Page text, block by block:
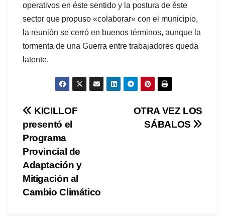
operativos en éste sentido y la postura de éste
sector que propuso «colaborar» con el municipio,
la reunión se cerró en buenos términos, aunque la
tormenta de una Guerra entre trabajadores queda
latente.
Navegación
de
entradas
OTRA VEZ LOS
SÁBALOS
KICILLOF
presentó el
Programa
Provincial de
Adaptación y
Mitigación al
Cambio Climático